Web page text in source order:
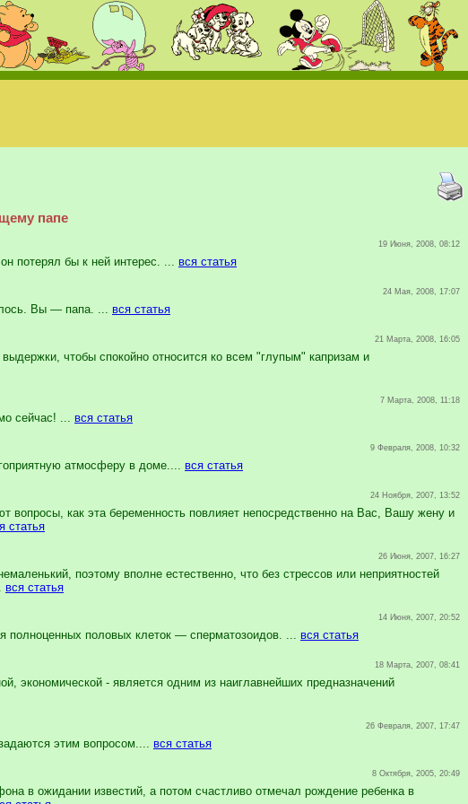
папе
19 Июня, 2008, 08:12
потерял бы к ней интерес. ... вся статья
24 Мая, 2008, 17:07
Вы — папа. ... вся статья
21 Марта, 2008, 16:05
чтобы спокойно относится ко всем "глупым" капризам и
7 Марта, 2008, 11:18
сейчас! ... вся статья
9 Февраля, 2008, 10:32
атмосферу в доме.... вся статья
24 Ноября, 2007, 13:52
как эта беременность повлияет непосредственно на Вас, Вашу жену и
статья
26 Июня, 2007, 16:27
поэтому вполне естественно, что без стрессов или неприятностей
вся статья
14 Июня, 2007, 20:52
полноценных половых клеток — сперматозоидов. ... вся статья
18 Марта, 2007, 08:41
экономической - является одним из наиглавнейших предназначений
26 Февраля, 2007, 17:47
этим вопросом.... вся статья
8 Октября, 2005, 20:49
в ожидании известий, а потом счастливо отмечал рождение ребенка в